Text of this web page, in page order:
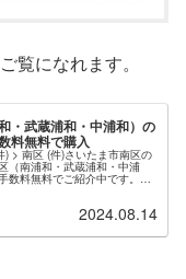
覧になれます。
・武蔵浦和・中浦和）の
料無料で購入
> 南区 (件)さいたま市南区の
（南浦和・武蔵浦和・中浦
料無料でご紹介中です。豊
、理想の住まい探しをサポー
の新築一戸建て（仲介手数料
2024.08.14